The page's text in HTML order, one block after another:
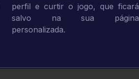
perfil e curtir o jogo, que ficará
salvo na sua página
personalizada.